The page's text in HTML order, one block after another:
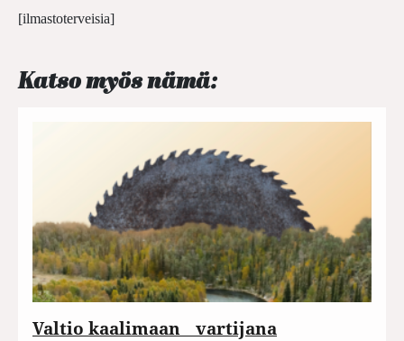
[ilmastoterveisia]
Katso myös nämä:
Valtio kaalimaan vartijana